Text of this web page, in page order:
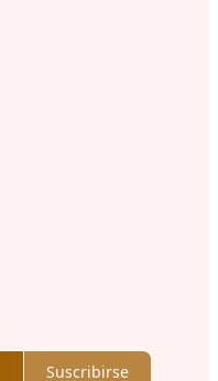
Suscribirse